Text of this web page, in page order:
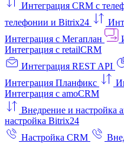
Интеграция CRM с
телефонии и Bitrix24
Интеграция с Мегаплан
Интеграция с retailCRM
Интеграция REST API
Интеграция Планфикс
Интеграция с amoCRM
Внедрение и настройка
настройка Bitrix24
Настройка CRM